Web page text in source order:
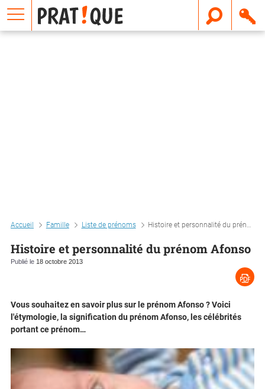
Accueil Famille Liste de prénoms Histoire et personnalité du prénom afonso
Histoire et personnalité du prénom Afonso
Publié le 18 octobre 2013
Vous souhaitez en savoir plus sur le prénom Afonso ? Voici
l'étymologie, la signification du prénom Afonso, les célébrités
portant ce prénom…
E
m
a